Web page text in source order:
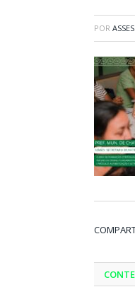
POR